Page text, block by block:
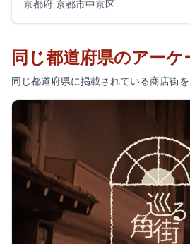
京都府 京都市中京区
同じ都道府県のアーケ
同じ都道府県に掲載されている商店街